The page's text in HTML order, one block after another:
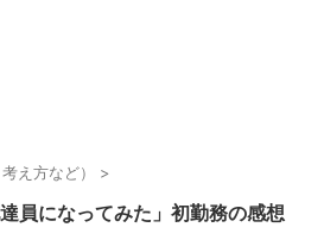
え方など） >
員になってみた」初勤務の感想